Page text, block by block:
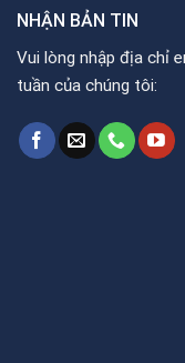
NHẬN BẢN TIN
Vui lòng nhập địa chỉ
tuần của chúng tôi: